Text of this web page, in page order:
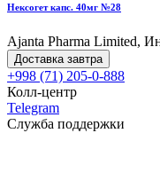
Нексогет капс. 40мг №28
Ajanta Pharma Limited,
Доставка завтра
+998 (71) 205-0-888
Колл-центр
Telegram
Служба поддержки